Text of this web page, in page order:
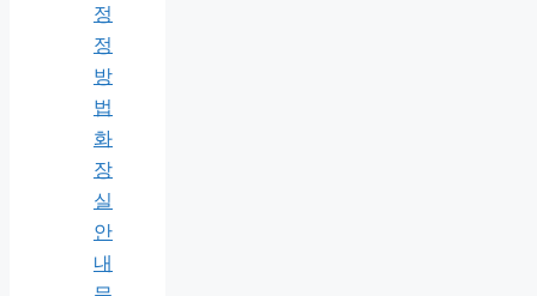
정
정
방
법
화
장
실
안
내